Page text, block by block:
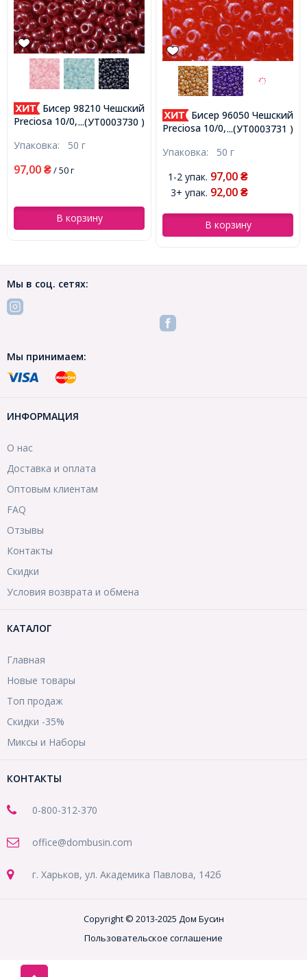
...(УТ0003730 )
Бисер 98210 Чешский
Preciosa 10/0,
OL, Красный, Круглый,
Упаковка: 50 г
97,00 ₴/ 50 г
В корзину
...(УТ0003731 )
Бисер 96050 Чешский
Preciosa 10/0, Прозрачный
Круглый, (УТ0003731)
Упаковка: 50 г
1-2 упак. 97,00 ₴
3+ упак. 92,00 ₴
В корзину
Мы в соц. сетях:
Мы принимаем:
ИНФОРМАЦИЯ
О нас
Доставка и оплата
Оптовым клиентам
FAQ
Отзывы
Контакты
Скидки
Условия возврата и обмена
КАТАЛОГ
Главная
Новые товары
Топ продаж
Скидки -35%
Миксы и Наборы
КОНТАКТЫ
0-800-312-370
office@dombusin.com
г. Харьков, ул. Академика Павлова, 142б
Copyright © 2013-2025 Дом Бусин
Пользовательское соглашение